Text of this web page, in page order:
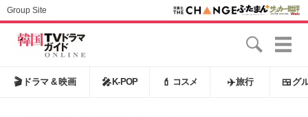
Group Site
🎬 ドラマ & 映画 🎤 K-POP 💄 コスメ ✈️旅行 🍱 グ